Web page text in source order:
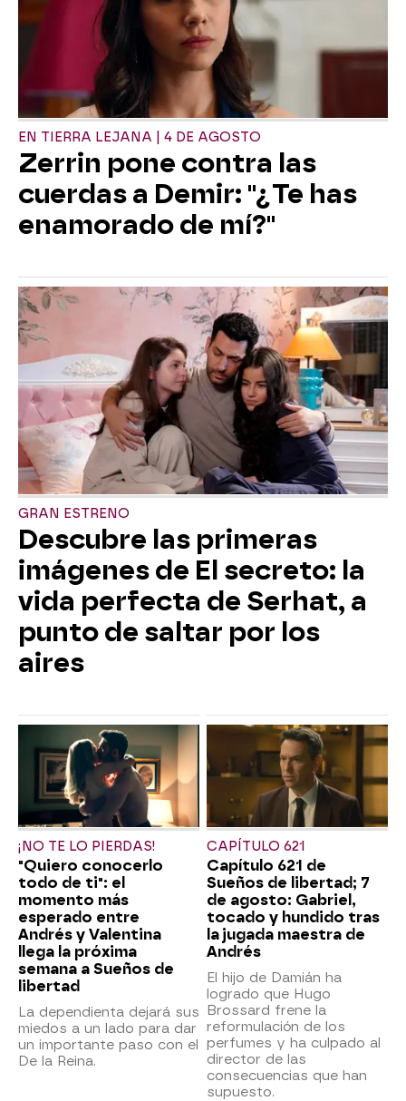
EN TIERRA LEJANA | 4 DE AGOSTO
Zerrin pone contra las
cuerdas a Demir: "¿Te has
enamorado de mí?"
GRAN ESTRENO
Descubre las primeras
imágenes de El secreto: la
vida perfecta de Serhat, a
punto de saltar por los
aires
¡NO TE LO PIERDAS!
"Quiero conocerlo
todo de ti": el
momento más
esperado entre
Andrés y Valentina
llega la próxima
semana a Sueños de
libertad
La dependienta dejará sus
miedos a un lado para dar
un importante paso con el
De la Reina.
CAPÍTULO 621
Capítulo 621 de
Sueños de libertad; 7
de agosto: Gabriel,
tocado y hundido tras
la jugada maestra de
Andrés
El hijo de Damián ha
logrado que Hugo
Brossard frene la
reformulación de los
perfumes y ha culpado al
director de las
consecuencias que han
supuesto.